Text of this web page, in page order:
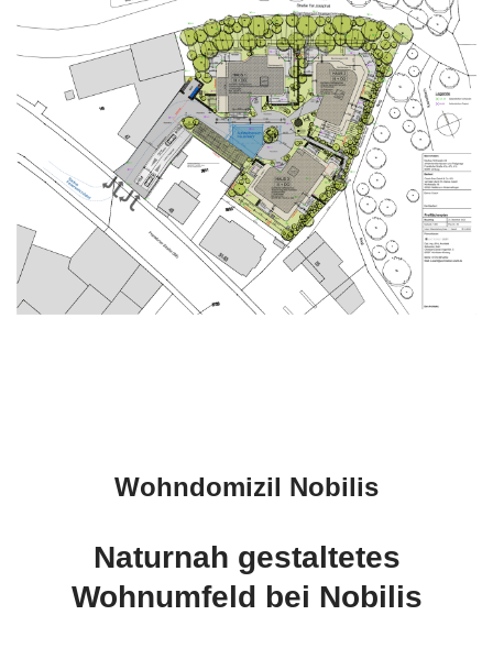
Wohndomizil Nobilis
Naturnah gestaltetes
Wohnumfeld bei Nobilis